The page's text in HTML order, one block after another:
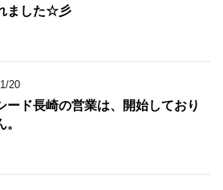
ました☆彡
20
ード長崎の営業は、開始しており
。